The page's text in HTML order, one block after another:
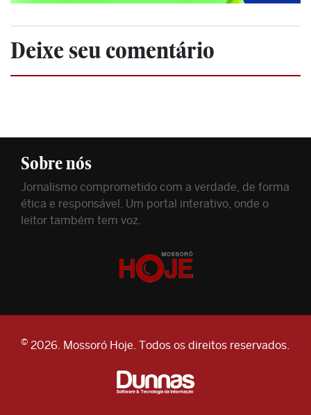
Deixe seu comentário
Sobre nós
Jornalismo comprometido com a verdade, de forma
ética e responsável. Um portal interativo, onde o
leitor também tem voz.
© 2026. Mossoró Hoje. Todos os direitos reservados.